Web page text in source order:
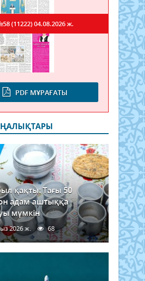
PDF МҰРАҒАТЫ
(11222)04.08.2026 ж.
қақты: Тағы 50
адам аштыққа
мүмкін
2026 ж. 68